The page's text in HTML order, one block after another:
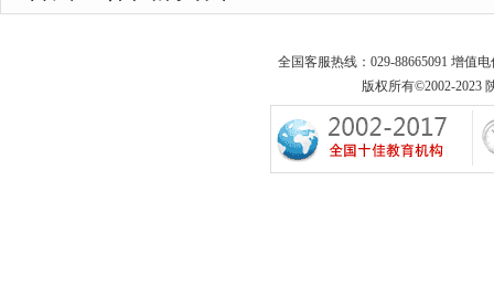
全国客服热线：029-88665091 增值
版权所有©2002-2023